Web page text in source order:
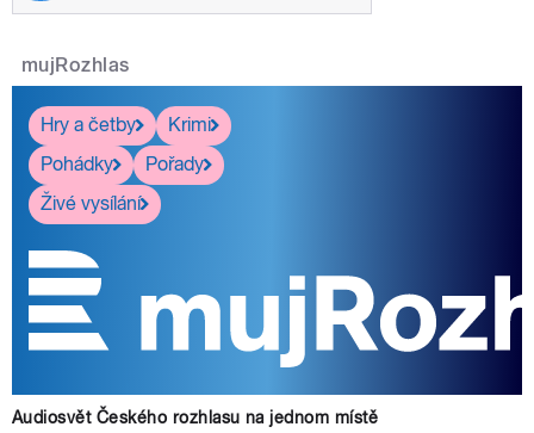
mujRozhlas
Hry a četby
Krimi
Pohádky
Pořady
Živé vysílání
Audiosvět Českého rozhlasu na jednom místě